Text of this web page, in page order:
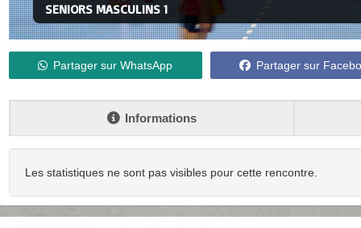
SENIORS MASCULINS 1
Partager sur WhatsApp Partager sur
Informations
Les statistiques ne sont pas visibles pour cette rencontre.